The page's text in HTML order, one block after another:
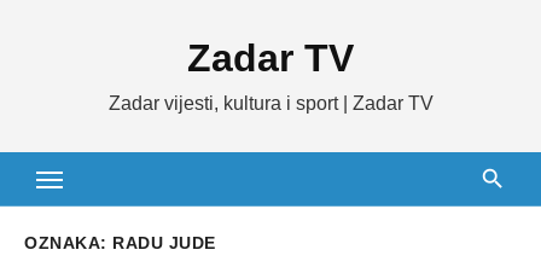
Zadar TV
Zadar vijesti, kultura i sport | Zadar TV
OZNAKA: RADU JUDE